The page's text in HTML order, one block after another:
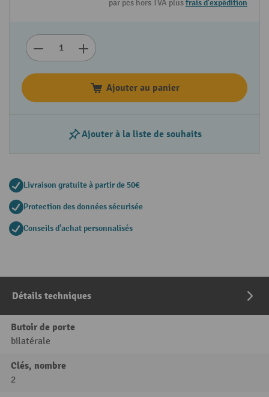
par pcs hors TVA plusfrais d'expédition
Ajouter au panier
Ajouter à la liste de souhaits
Livraison gratuite à partir de 50€
Protection des données sécurisée
Conseils d'achat personnalisés
Détails techniques
Butoir de porte
bilatérale
Clés, nombre
2